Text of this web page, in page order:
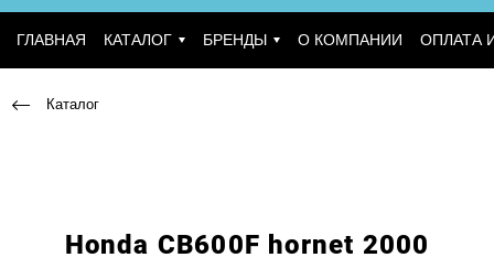
ГЛАВНАЯ КАТАЛОГ БРЕНДЫ О КОМПАНИИ ОПЛАТА
Каталог
Honda CB600F hornet 2000